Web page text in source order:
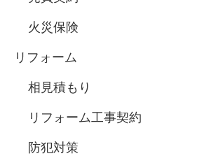
火災保険
リフォーム
相見積もり
リフォーム工事契約
防犯対策